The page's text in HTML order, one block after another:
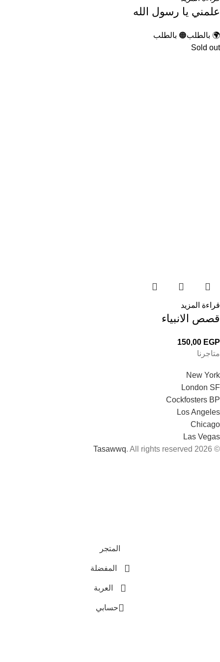
علمني يا رسول الله
🌍 بالطلب🟠 بالطلب
Sold out
قراءة المزيد
قصص الانبياء
150,00 EGP
متاجرنا
New York
London SF
Cockfosters BP
Los Angeles
Chicago
Las Vegas
© 2026
Tasawwq. All rights reserved
المتجر
المفضلة
العربة
حسابي